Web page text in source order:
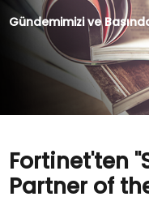
Gündemimizi ve
Fortinet'ten
Partner of